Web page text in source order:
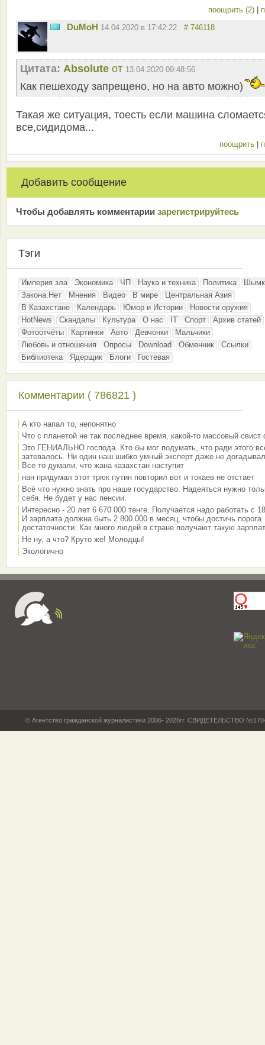
поощрить (2)
DuMoH 14.04.2020 в 17:42:22 # 746118
Цитата: Absolute от 13.04.2020 09:48:56
Как пешеходу запрещено, но на авто можно)
Такая же ситуация, тоесть если машина
все,сидидома...
поощрить
Добавить сообщение
Чтобы добавлять комментарии зарeгиcтрирyйтeсь
Тэги
Империя зла Экономика ЧП Наука и техника Политика
Закона.Нет
Мнения Видео В мире
Центральная Азия
В Казахстане
Календарь Юмор и Истории
Новости оружия
HotNews
Скандалы Культура О нас IT Спорт
Архив статей
Фотоотчёты
Картинки Авто Девчонки
Мальчики
Любовь и отношения
Опросы Download Обменник
Ссылки
Библиотека
Ядерщик Блоги Гостевая
Комментарии ( 786821 )
А кто напал то, непонятно
Что с планетой не так последнее время, какой-то массовый свист
Это ГЕНИАЛЬНО господа. Кто бы мог подумать, что ради этого
затевалось. Ни один наш шибко умный эксперт даже не
Все то думали, что жана казахстан наступит
нан придумал этот трюк путин повторил вот и токаев не отстает
Всё что нужно знать про наше государство. Надеяться нужно
себя. Не будет у нас пенсии.
Интересно - 20 лет 6 670 000 тенге. Получается надо работать с
И зарплата должна быть 2 800 000 в месяц, чтобы достичь порога
достаточности. Как много людей в стране получают такую
Не ну, а что? Круто же! Молодцы!
Экологично
© Агентство гражданской журналистики 2006- 2026гг. СВИДЕТЕЛЬСТВО